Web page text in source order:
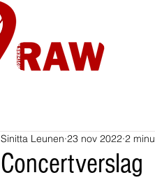
Sinitta Leunen 23 nov 2022 2